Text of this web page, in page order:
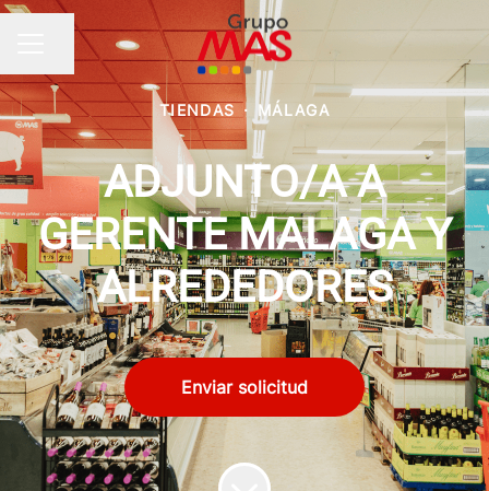
MENÚ DE EMPLEO
Compartir página
TIENDAS · MÁLAGA
ADJUNTO/A A
GERENTE MALAGA Y
ALREDEDORES
Enviar solicitud